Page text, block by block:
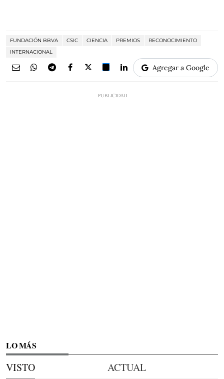
FUNDACIÓN BBVA CSIC CIENCIA PREMIOS
RECONOCIMIENTO
INTERNACIONAL
Agregar a Google
LO MÁS
VISTO ACTUAL